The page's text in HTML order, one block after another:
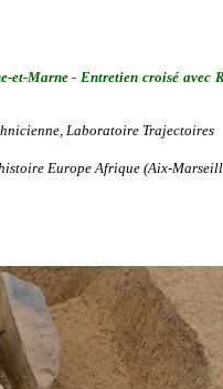
et-Marne - Entretien croisé
Laboratoire Trajectoires
Europe Afrique (Aix-